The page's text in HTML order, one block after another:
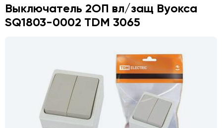
Выключатель 2ОП вл/защ Вуокса
SQ1803-0002 TDM 3065